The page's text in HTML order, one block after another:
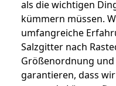
als die wichtigen
kümmern müssen.
umfangreiche
Salzgitter nach
Größenordnung
garantieren, dass